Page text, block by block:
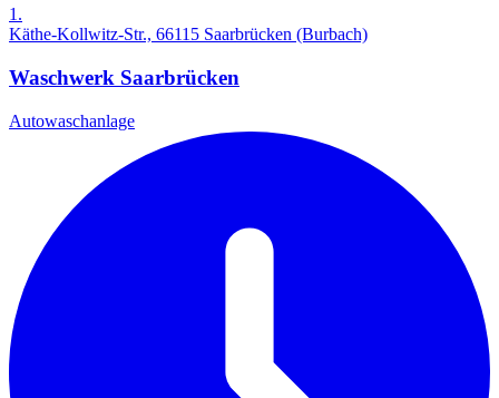
1.
Käthe-Kollwitz-Str., 66115 Saarbrücken (Burbach)
Waschwerk Saarbrücken
Autowaschanlage